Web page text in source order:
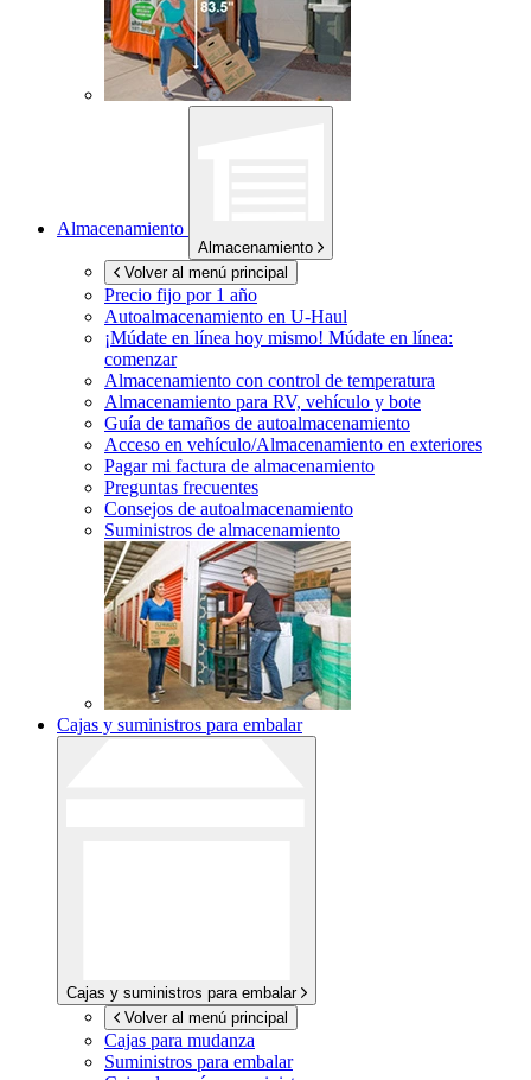
Almacenamiento
Almacenamiento
Volver al menú principal
Precio fijo por 1 año
Autoalmacenamiento en U-Haul
¡Múdate en línea hoy mismo! Múdate en línea:
comenzar
Almacenamiento con control de temperatura
Almacenamiento para RV, vehículo y bote
Guía de tamaños de autoalmacenamiento
Acceso en vehículo/Almacenamiento en exteriores
Pagar mi factura de almacenamiento
Preguntas frecuentes
Consejos de autoalmacenamiento
Suministros de almacenamiento
Cajas y suministros para embalar
Cajas y suministros para embalar
Volver al menú principal
Cajas para mudanza
Suministros para embalar